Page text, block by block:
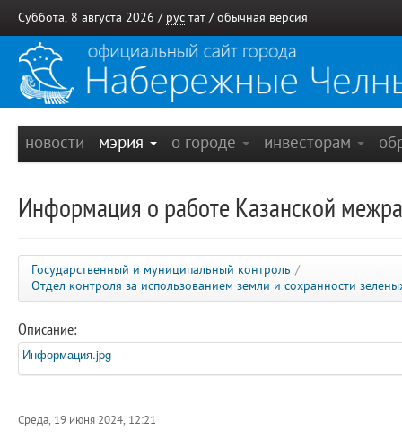
Суббота, 8 августа 2026 / рус тат / обычная версия
новости мэрия о городе инвесторам
Информация о работе Казанской
Государственный и муниципальный контроль /
Отдел контроля за использованием земли и сохранности
Описание:
Информация.jpg
Среда, 19 июня 2024, 12:21